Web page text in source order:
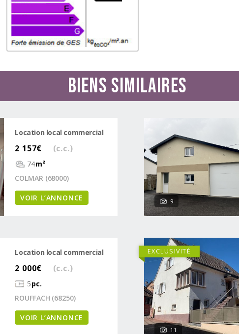
Biens similaires
Location local commercial
2 157€ (c.c.)
74m²
COLMAR (68000)
VOIR L’ANNONCE 9
Location local commercial
2 000€ (c.c.)
5pc.
ROUFFACH (68250)
VOIR L’ANNONCE
EXCLUSIVITÉ
11